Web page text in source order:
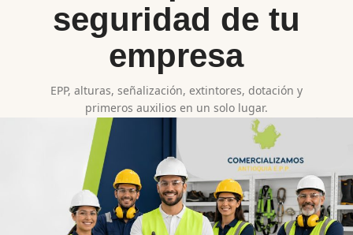
seguridad de tu
empresa
EPP, alturas, señalización, extintores, dotación y
primeros auxilios en un solo lugar.